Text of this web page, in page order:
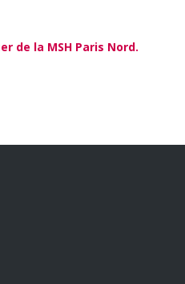
de la MSH Paris Nord.